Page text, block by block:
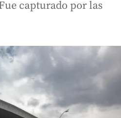
capturado por las